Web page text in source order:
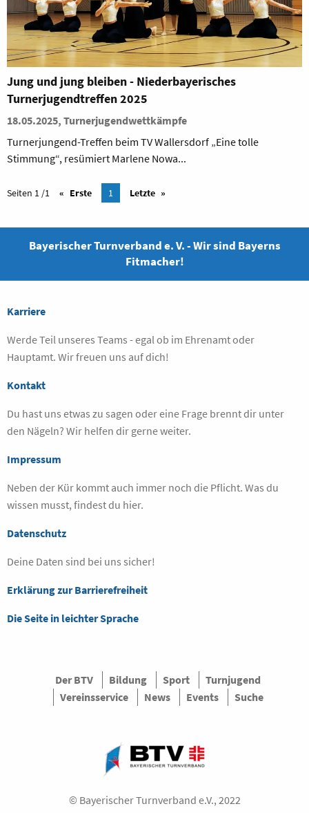
Jung und jung bleiben - Niederbayerisches
Turnerjugendtreffen 2025
18.05.2025, Turnerjugendwettkämpfe
Turnerjungend-Treffen beim TV Wallersdorf „Eine tolle
Stimmung“, resümiert Marlene Nowa...
Seiten 1 /1 Erste 1 Letzte
Bayerischer Turnverband e. V. - Wir sind Bayerns
Fitmacher!
Karriere
Werde Teil unseres Teams - egal ob im Ehrenamt oder
Hauptamt. Wir freuen uns auf dich!
Kontakt
Du hast uns etwas zu sagen oder eine Frage brennt dir unter
den Nägeln? Wir helfen dir gerne weiter.
Impressum
Neben der Kür kommt auch immer noch die Pflicht. Was du
wissen musst, findest du hier.
Datenschutz
Deine Daten sind bei uns sicher!
Erklärung zur Barrierefreiheit
Die Seite in leichter Sprache
Der BTV Bildung Sport
Turnjugend
Vereinsservice
News Events Suche
© Bayerischer Turnverband e.V., 2022